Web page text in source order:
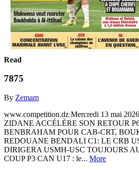
Read
7875
By Zemam
www.competition.dz Mercredi 13 mai
ZIDANE ACCÉLÈRE SON RETOUR
BENBRAHAM POUR CAB-CRT,
REDOUANE BENDALI C1: LE CRB
DIRIGERA USMH-USC TOUJOURS
COUP P3 CAN U17 : le... More